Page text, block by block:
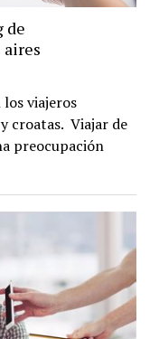
de
aires
viajeros
croatas. Viajar de
preocupación